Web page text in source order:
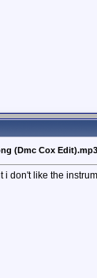
(Dmc Cox Edit).mp3
i don't like the